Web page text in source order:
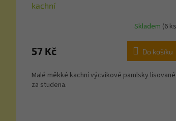
kachní
Skladem (6
57 Kč Do košíku
Malé měkké kachní výcvikové pamlsky lisované
za studena.